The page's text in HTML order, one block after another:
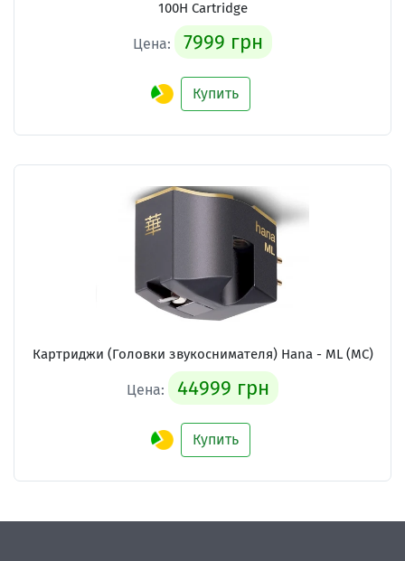
100H Cartridge
Цена: 7999 грн
Купить
Картриджи (Головки звукоснимателя) Hana - ML (MC)
Цена: 44999 грн
Купить